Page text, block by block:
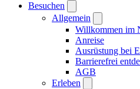
Besuchen
Allgemein
Willkommen im
Anreise
Ausrüstung bei
Barrierefrei
AGB
Erleben